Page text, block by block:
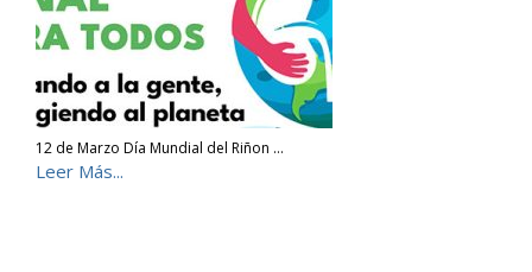
12 de Marzo Día Mundial del Riñon …
Leer Más...